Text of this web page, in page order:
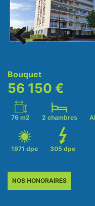
76 m2 2 chambres
1971 dpe 305 dpe
Bouquet
56 150 €
NOS HONORAIRES